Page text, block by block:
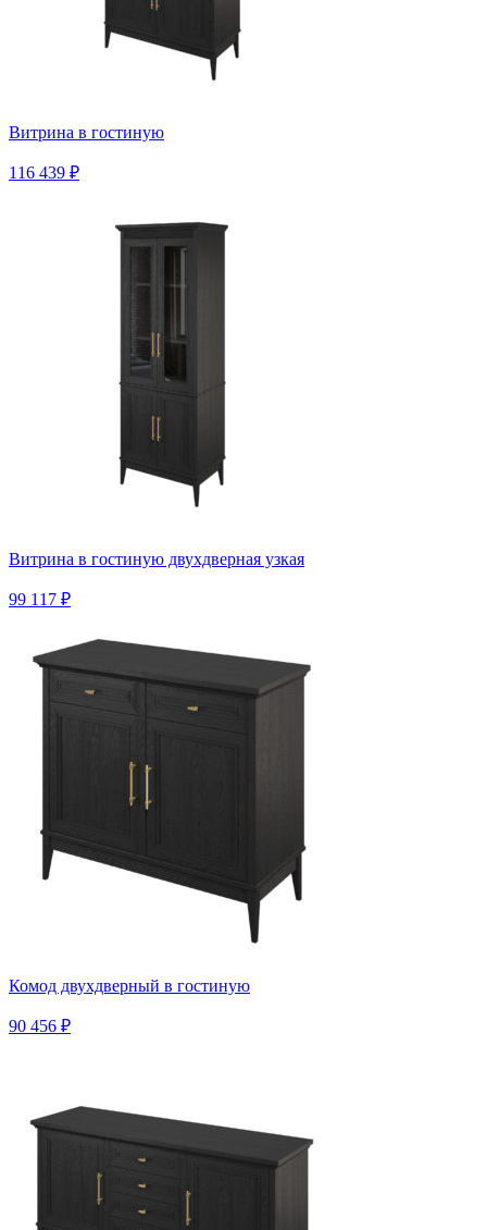
Витрина в гостиную
116 439 ₽
Витрина в гостиную двухдверная узкая
99 117 ₽
Комод двухдверный в гостиную
90 456 ₽